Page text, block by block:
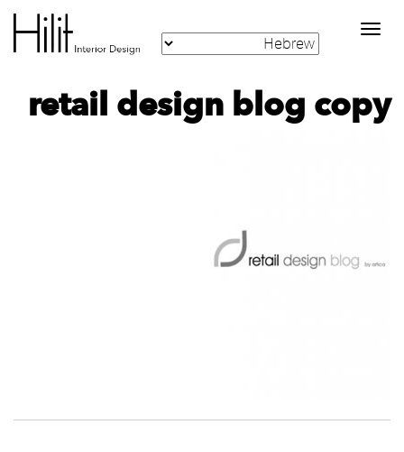
Toggle
navigation
retail design blog copy